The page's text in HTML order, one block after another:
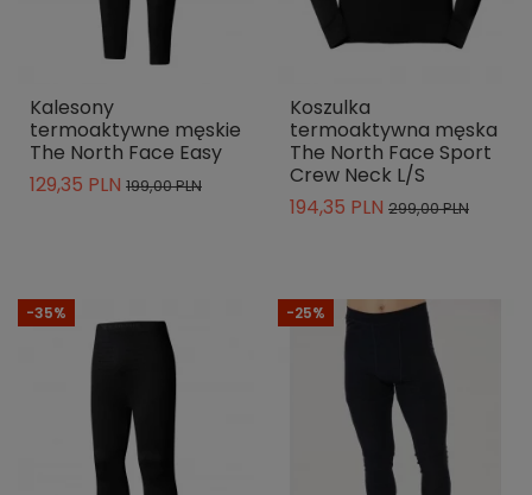
Kalesony
termoaktywne męskie
The North Face Easy
129,35 PLN 199,00 PLN
Koszulka
termoaktywna męska
The North Face Sport
Crew Neck L/S
194,35 PLN 299,00 PLN
-35% -25%